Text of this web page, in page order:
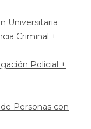
Universitaria
Criminal +
Policial +
Personas con